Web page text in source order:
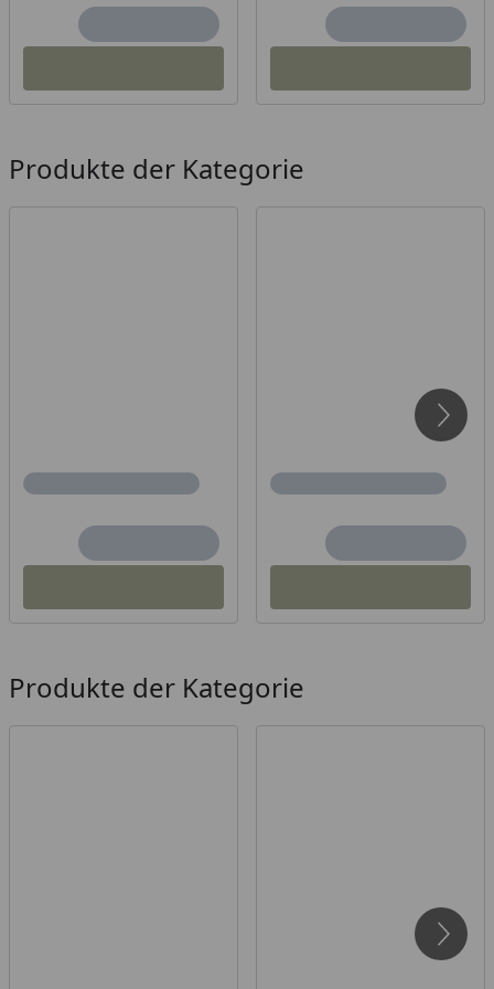
Produkte der Kategorie
Produkte der Kategorie